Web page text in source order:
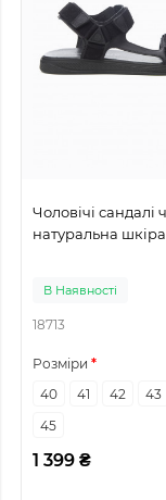
Чоловічі сандалі чорні
натуральна шкіра
В Наявності
18713
Розміри
40
41 42 43
45
1 399 ₴